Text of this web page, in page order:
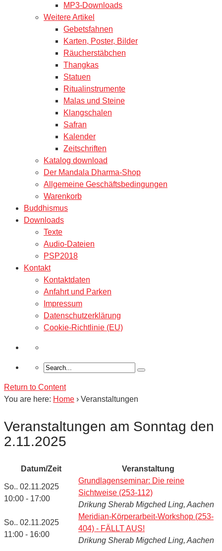
MP3-Downloads
Weitere Artikel
Gebetsfahnen
Karten, Poster, Bilder
Räucherstäbchen
Thangkas
Statuen
Ritualinstrumente
Malas und Steine
Klangschalen
Safran
Kalender
Zeitschriften
Katalog download
Der Mandala Dharma-Shop
Allgemeine Geschäftsbedingungen
Warenkorb
Buddhismus
Downloads
Texte
Audio-Dateien
PSP2018
Kontakt
Kontaktdaten
Anfahrt und Parken
Impressum
Datenschutzerklärung
Cookie-Richtlinie (EU)
Return to Content
You are here: Home › Veranstaltungen
Veranstaltungen am Sonntag den
2.11.2025
Datum/Zeit Veranstaltung
So.. 02.11.2025
10:00 - 17:00
Grundlagenseminar: Die reine
Sichtweise (253-112)
Drikung Sherab Migched Ling, Aachen
So.. 02.11.2025
11:00 - 16:00
Meridian-Körperarbeit-Workshop (253-
404) - FÄLLT AUS!
Drikung Sherab Migched Ling, Aachen